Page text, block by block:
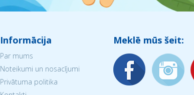
Informācija
Par mums
Noteikumi un nosacījumi
Privātuma politika
Meklē mūs šeit: